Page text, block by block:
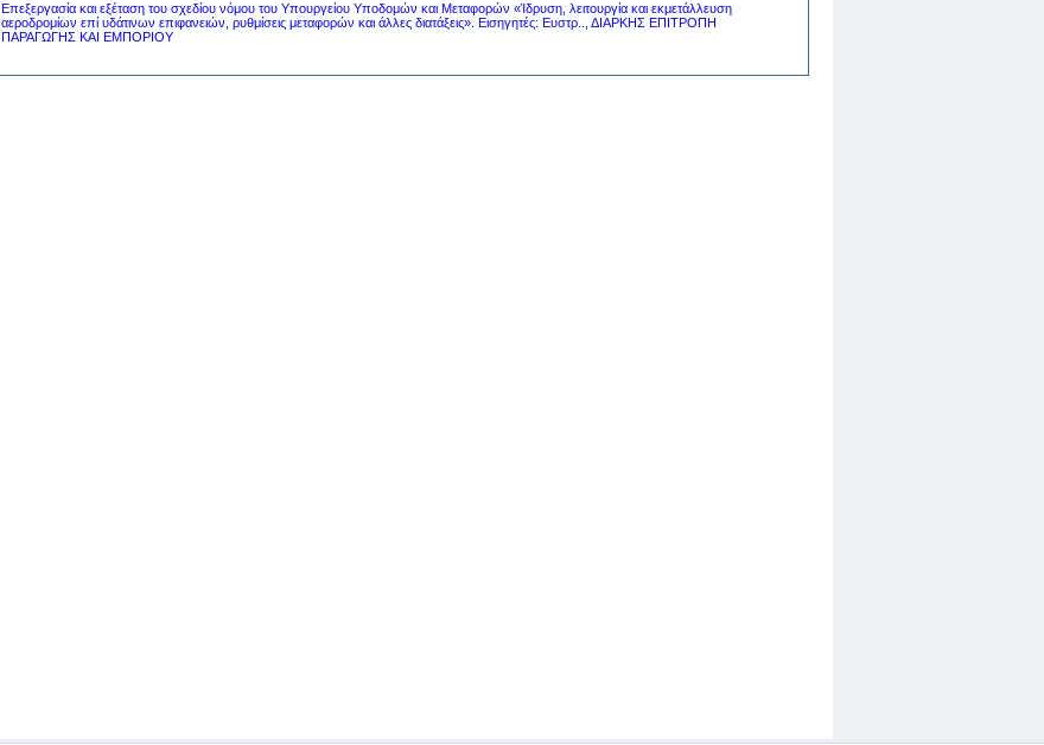
Επεξεργασία και εξέταση του σχεδίου νόμου του Υπουργείου Υποδομών και Μεταφορών «Ίδρυση, λειτουργία και εκμετάλλευση
αεροδρομίων επί υδάτινων επιφανειών, ρυθμίσεις μεταφορών και άλλες διατάξεις». Εισηγητές: Ευστρ.., ΔΙΑΡΚΗΣ ΕΠΙΤΡΟΠΗ
ΠΑΡΑΓΩΓΗΣ ΚΑΙ ΕΜΠΟΡΙΟΥ